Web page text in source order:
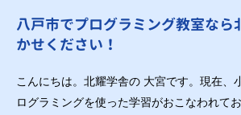
八戸市でプログラミング教室なら
かせください！
こんにちは。北耀学舎の 大宮です。現在、
ログラミングを使った学習がおこなわれて